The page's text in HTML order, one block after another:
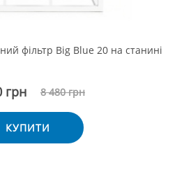
фільтр Big Blue 20 на станині
грн 8 480 грн
КУПИТИ